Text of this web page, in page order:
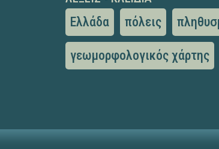
Ελλάδα πόλεις
γεωμορφολογικός χάρτης